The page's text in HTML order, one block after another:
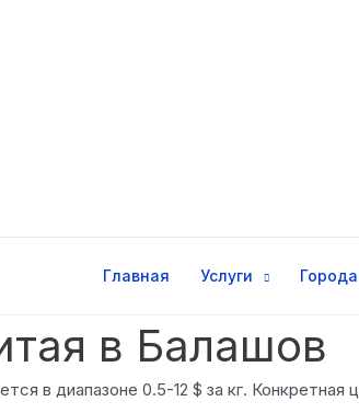
Главная Услуги Города
в Балашов
в диапазоне 0.5-12 $ за кг. Конкретная